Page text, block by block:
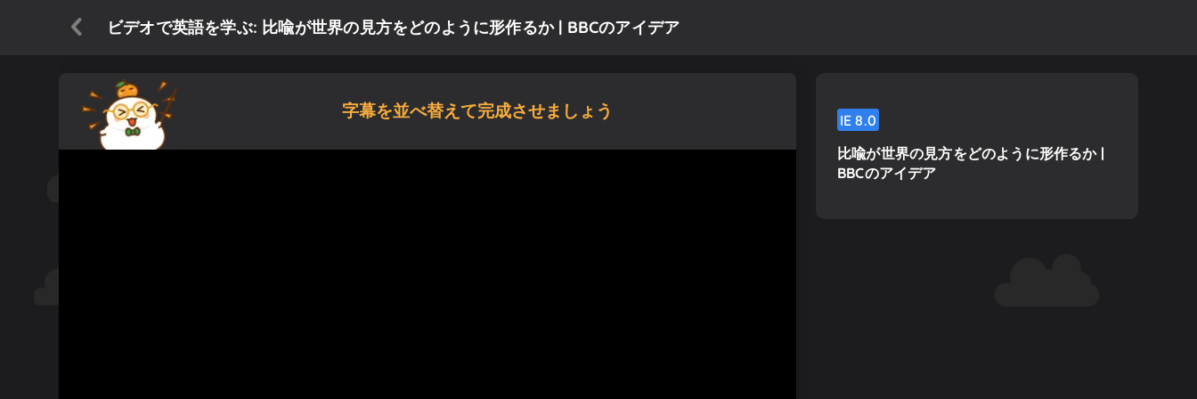
ビデオで英語を学ぶ: 比喩が世界の見方をどのように形作るか | BBCのアイデア
字幕を並べ替えて完成させましょう IE8.0
比喩が世界の見方をどのように形作るか |
BBCのアイデア